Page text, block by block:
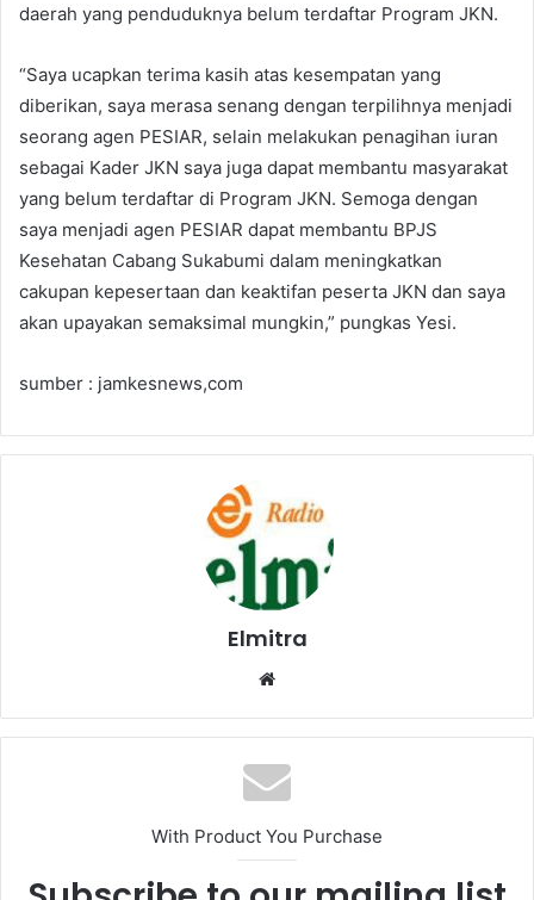
daerah yang penduduknya belum terdaftar Program JKN.
“Saya ucapkan terima kasih atas kesempatan yang
diberikan, saya merasa senang dengan terpilihnya menjadi
seorang agen PESIAR, selain melakukan penagihan iuran
sebagai Kader JKN saya juga dapat membantu masyarakat
yang belum terdaftar di Program JKN. Semoga dengan
saya menjadi agen PESIAR dapat membantu BPJS
Kesehatan Cabang Sukabumi dalam meningkatkan
cakupan kepesertaan dan keaktifan peserta JKN dan saya
akan upayakan semaksimal mungkin,” pungkas Yesi.
sumber : jamkesnews,com
Elmitra
Website
With Product You Purchase